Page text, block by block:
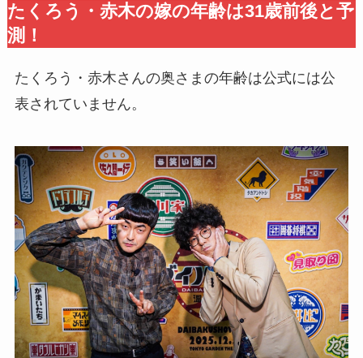
たくろう・赤木の嫁の年齢は31歳前後と予
測！
たくろう・赤木さんの奥さまの年齢は公式には公
表されていません。